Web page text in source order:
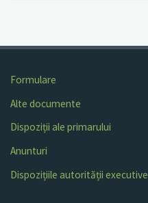
Formulare
Alte documente
Dispoziții ale primarului
Anunturi
Dispozițiile autorității executive